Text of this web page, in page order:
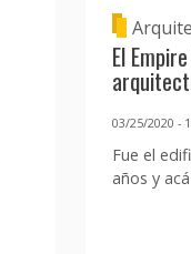
El
03/25/2020 -
Fue el
años y